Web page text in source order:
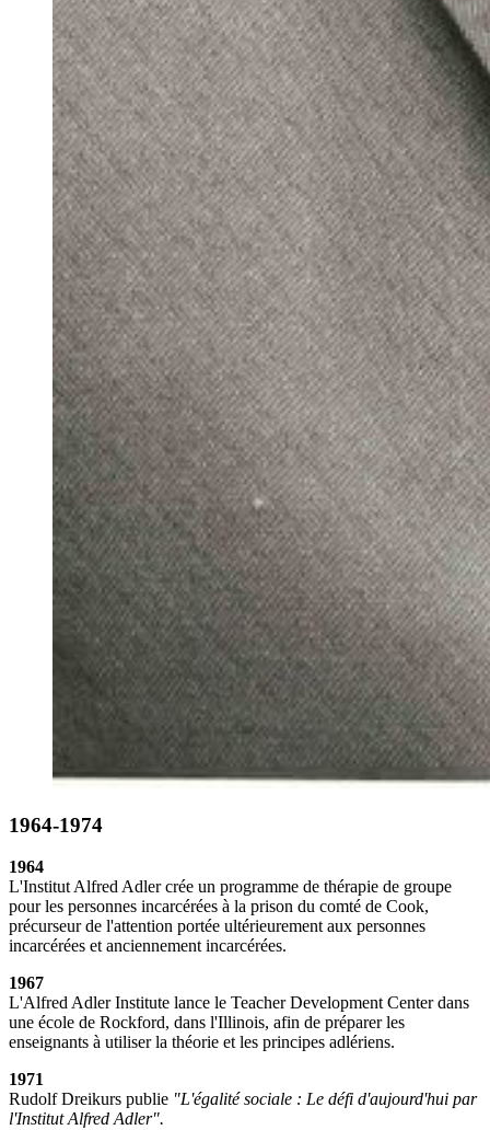
1964-1974
1964
L'Institut Alfred Adler crée un programme de thérapie de groupe
pour les personnes incarcérées à la prison du comté de Cook,
précurseur de l'attention portée ultérieurement aux personnes
incarcérées et anciennement incarcérées.
1967
L'Alfred Adler Institute lance le Teacher Development Center dans
une école de Rockford, dans l'Illinois, afin de préparer les
enseignants à utiliser la théorie et les principes adlériens.
1971
Rudolf Dreikurs publie "L'égalité sociale : Le défi d'aujourd'hui par
l'Institut Alfred Adler".